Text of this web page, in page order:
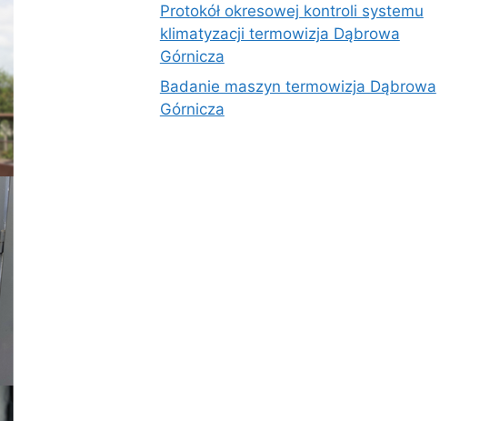
Protokół okresowej kontroli systemu
klimatyzacji termowizja Dąbrowa
Górnicza
Badanie maszyn termowizja Dąbrowa
Górnicza